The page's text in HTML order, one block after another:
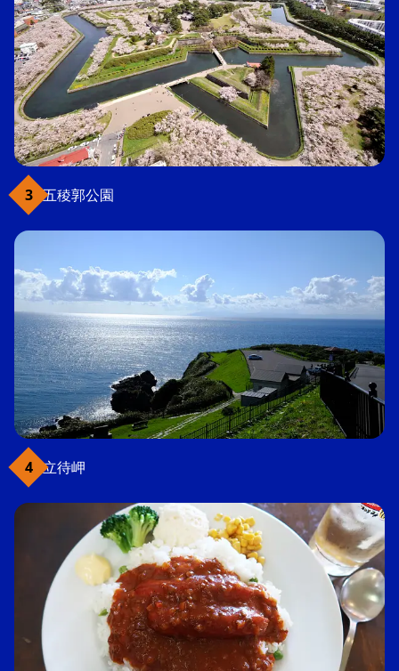
五稜郭公園
立待岬